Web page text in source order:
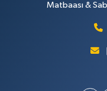
Matbaası &